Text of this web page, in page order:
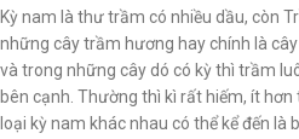
Kỳ nam là thư trầm có nhiều dầu, còn
những cây trầm hương hay chính là
và trong những cây dó có kỳ thì trầm
bên cạnh. Thường thì kì rất hiếm, ít
loại kỳ nam khác nhau có thể kể đến là